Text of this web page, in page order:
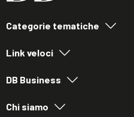
Categorie tematiche
Link veloci
DB Business
Chi siamo